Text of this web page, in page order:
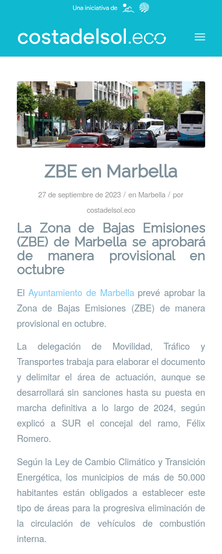
ZBE en Marbella
27 de septiembre de 2023 / en Marbella / por
costadelsol.eco
La Zona de Bajas Emisiones
(ZBE) de Marbella se aprobará
de manera provisional en
octubre
ElAyuntamiento de Marbellaprevé aprobar la
Zona de Bajas Emisiones (ZBE) de manera
provisional en octubre.
La delegación de Movilidad, Tráfico y
Transportes trabaja para elaborar el documento
y delimitar el área de actuación, aunque se
desarrollará sin sanciones hasta su puesta en
marcha definitiva a lo largo de 2024, según
explicó a SUR el concejal del ramo, Félix
Romero.
Según la Ley de Cambio Climático y Transición
Energética, los municipios de más de 50.000
habitantes están obligados a establecer este
tipo de áreas para la progresiva eliminación de
la circulación de vehículos de combustión
interna.